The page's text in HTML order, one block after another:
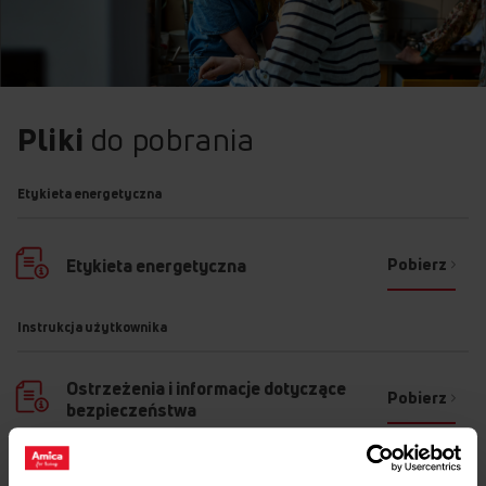
Pliki do pobrania
Etykieta energetyczna
Etykieta energetyczna Pobierz
Instrukcja użytkownika
Ostrzeżenia i informacje dotyczące
bezpieczeństwa
Pobierz
Instrukcja obsługi Pobierz